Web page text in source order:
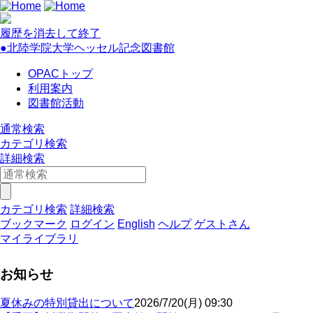
履歴を消去して終了
●北陸学院大学ヘッセル記念図書館
OPACトップ
利用案内
図書館活動
通常検索
カテゴリ検索
詳細検索
カテゴリ検索 詳細検索
ブックマーク ログイン English ヘルプ ゲストさん
マイライブラリ
お知らせ
夏休みの特別貸出について2026/7/20(月) 09:30